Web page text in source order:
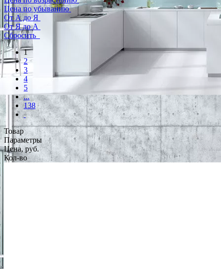
Цена по убыванию
От А до Я
От Я до А
Сбросить
1
2
3
4
5
...
138
Товар
Параметры
Цена, руб.
Кол-во